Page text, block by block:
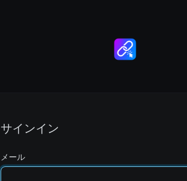
サインイン
メール